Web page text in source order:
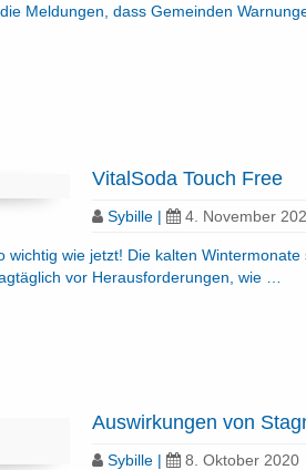
Meldungen, dass Gemeinden
VitalSoda Touch Free
Sybille | 4. November
wichtig wie jetzt! Die kalten
vor Herausforderungen, wie …
Auswirkungen von
Sybille | 8. Oktober 2020